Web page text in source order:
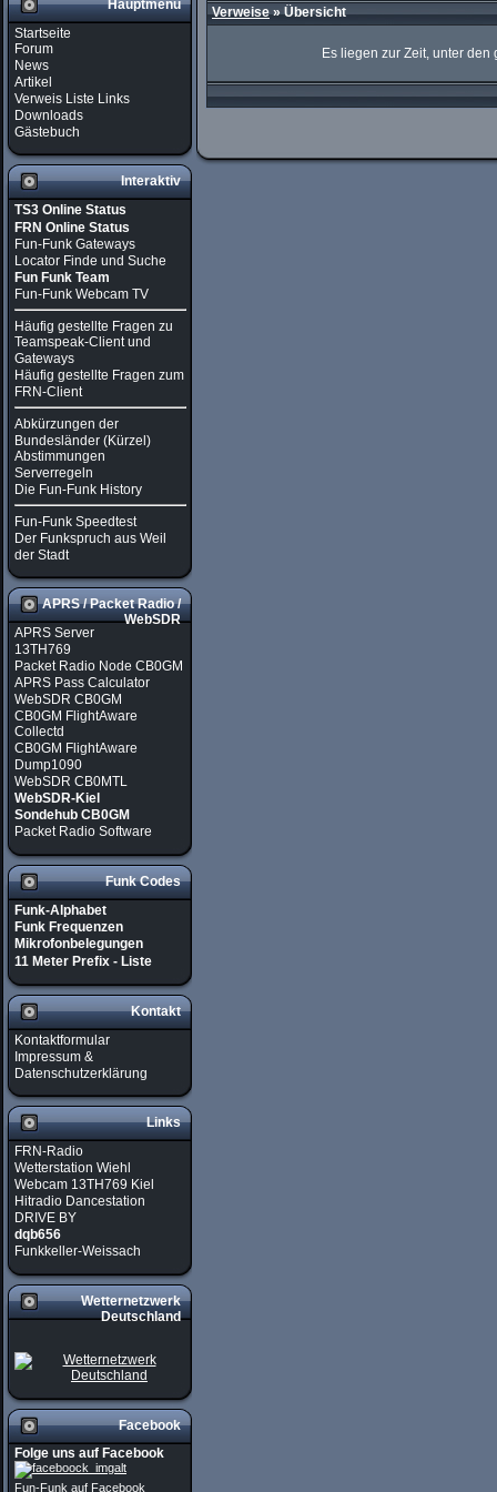
Hauptmenü
Startseite
Forum
News
Artikel
Verweis Liste Links
Downloads
Gästebuch
Interaktiv
TS3 Online Status
FRN Online Status
Fun-Funk Gateways
Locator Finde und Suche
Fun Funk Team
Fun-Funk Webcam TV
Häufig gestellte Fragen zu
Teamspeak-Client und
Gateways
Häufig gestellte Fragen zum
FRN-Client
Abkürzungen der
Bundesländer (Kürzel)
Abstimmungen
Serverregeln
Die Fun-Funk History
Fun-Funk Speedtest
Der Funkspruch aus Weil
der Stadt
APRS / Packet Radio /
WebSDR
APRS Server
13TH769
Packet Radio Node CB0GM
APRS Pass Calculator
WebSDR CB0GM
CB0GM FlightAware
Collectd
CB0GM FlightAware
Dump1090
WebSDR CB0MTL
WebSDR-Kiel
Sondehub CB0GM
Packet Radio Software
Funk Codes
Funk-Alphabet
Funk Frequenzen
Mikrofonbelegungen
11 Meter Prefix - Liste
Kontakt
Kontaktformular
Impressum &
Datenschutzerklärung
Links
FRN-Radio
Wetterstation Wiehl
Webcam 13TH769 Kiel
Hitradio Dancestation
DRIVE BY
dqb656
Funkkeller-Weissach
Wetternetzwerk
Deutschland
Facebook
Folge uns auf Facebook
Fun-Funk auf Facebook
Verweise» Übersicht
Es liegen zur Zeit, unter